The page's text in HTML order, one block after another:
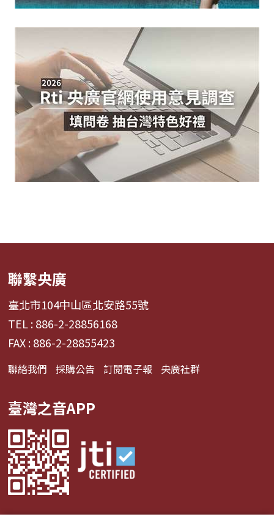
聯繫央廣
臺北市104中山區北安路55號
TEL : 886-2-28856168
FAX : 886-2-28855423
聯絡我們 採購公告 訂閱電子報 央廣社群
臺灣之音APP